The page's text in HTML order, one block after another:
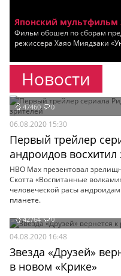
Мои материалы
Мои места
Моя личная
Перечитать
Японский мультфильм
Фильм обошел по сборам
режиссера Хаяо Миядзаки
Новости
47460 0
06.08.2020 15:30
Первый трейлер
андроидов восхитил
HBO Max презентовал
Скотта «Воспитанные
человеческой расы
планете.
42764 0
04.08.2020 16:48
Звезда «Друзей»
в новом «Крике»